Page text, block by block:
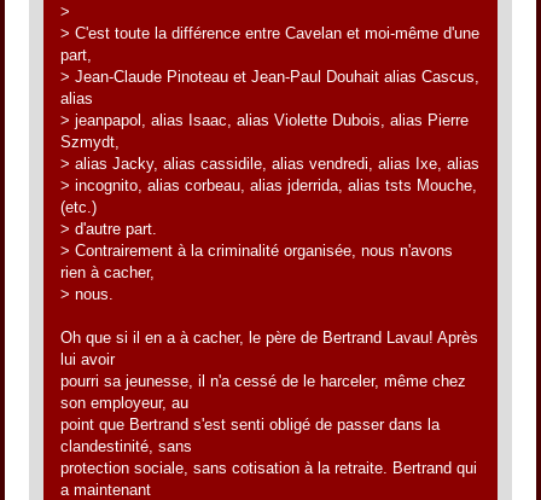
>
> C'est toute la différence entre Cavelan et moi-même d'une
part,
> Jean-Claude Pinoteau et Jean-Paul Douhait alias Cascus,
alias
> jeanpapol, alias Isaac, alias Violette Dubois, alias Pierre
Szmydt,
> alias Jacky, alias cassidile, alias vendredi, alias Ixe, alias
> incognito, alias corbeau, alias jderrida, alias tsts Mouche,
(etc.)
> d'autre part.
> Contrairement à la criminalité organisée, nous n'avons
rien à cacher,
> nous.
Oh que si il en a à cacher, le père de Bertrand Lavau! Après
lui avoir
pourri sa jeunesse, il n'a cessé de le harceler, même chez
son employeur, au
point que Bertrand s'est senti obligé de passer dans la
clandestinité, sans
protection sociale, sans cotisation à la retraite. Bertrand qui
a maintenant